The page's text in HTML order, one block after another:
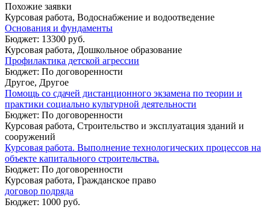
Похожие заявки
Курсовая работа, Водоснабжение и водоотведение
Основания и фундаменты
Бюджет: 13300 руб.
Курсовая работа, Дошкольное образование
Профилактика детской агрессии
Бюджет: По договоренности
Другое, Другое
Помощь со сдачей дистанционного экзамена по теории и
практики социально культурной деятельности
Бюджет: По договоренности
Курсовая работа, Строительство и эксплуатация зданий и
сооружений
Курсовая работа. Выполнение технологических процессов на
объекте капитального строительства.
Бюджет: По договоренности
Курсовая работа, Гражданское право
договор подряда
Бюджет: 1000 руб.